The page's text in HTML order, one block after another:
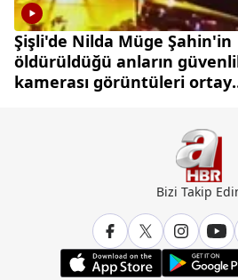
Şişli'de Nilda Müge Şahin'in
öldürüldüğü anların
kamerası görüntüleri
Bizi Takip